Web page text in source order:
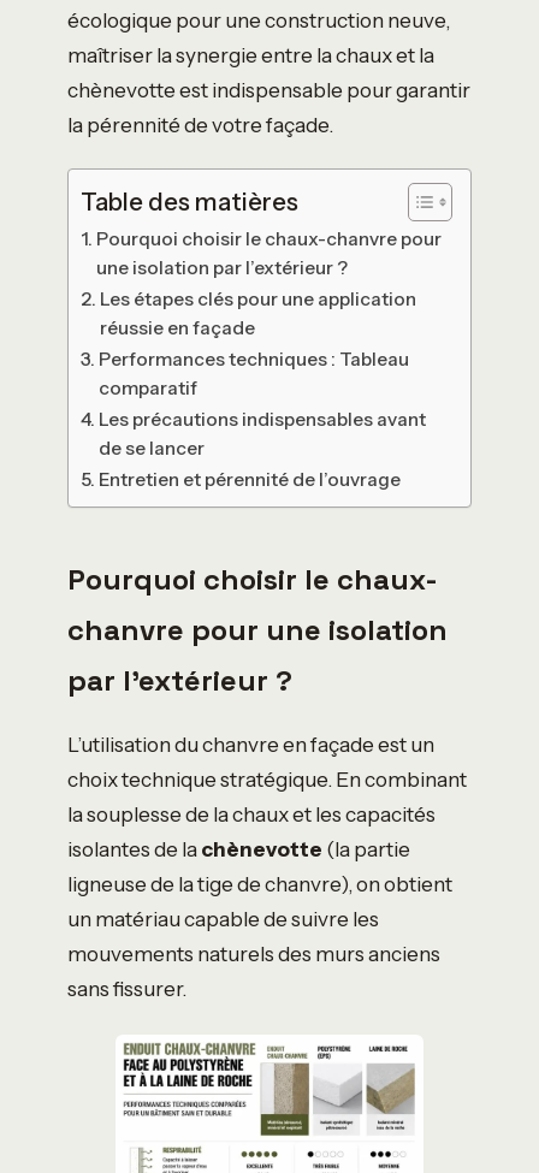
écologique pour une construction neuve,
maîtriser la synergie entre la chaux et la
chènevotte est indispensable pour garantir
la pérennité de votre façade.
Table des matières
Pourquoi choisir le chaux-chanvre pour
une isolation par l’extérieur ?
Les étapes clés pour une application
réussie en façade
Performances techniques : Tableau
comparatif
Les précautions indispensables avant
de se lancer
Entretien et pérennité de l’ouvrage
Pourquoi choisir le chaux-
chanvre pour une isolation
par l’extérieur ?
L’utilisation du chanvre en façade est un
choix technique stratégique. En combinant
la souplesse de la chaux et les capacités
isolantes de lachènevotte (la partie
ligneuse de la tige de chanvre), on obtient
un matériau capable de suivre les
mouvements naturels des murs anciens
sans fissurer.